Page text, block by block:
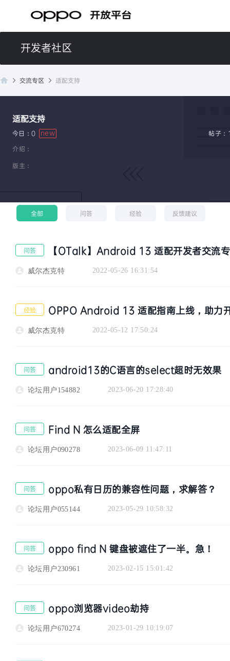
开发者社区
交流专区 适配支持
适配支持
今日：0 new
帖子
介绍：
版主：
全部 问答 经验 反馈建议
问答 【OTalk】Android 13 适配开发者交流
威尔杰克特 2022-05-26 16:31:54
经验 OPPO Android 13 适配指南上线，助力
威尔杰克特 2022-05-12 17:50:24
问答 android13的C语言的select超时无效果
论坛用户154882 2023-06-20 17:28:40
问答 Find N 怎么适配全屏
论坛用户090278 2023-06-09 11:47:11
问答 oppo私有日历的兼容性问题，求解答？
论坛用户055144 2023-05-29 10:58:32
问答 oppo find N 键盘被遮住了一半。急！
论坛用户230961 2023-02-15 15:01:42
问答 oppo浏览器video劫持
论坛用户670274 2023-01-29 10:19:07